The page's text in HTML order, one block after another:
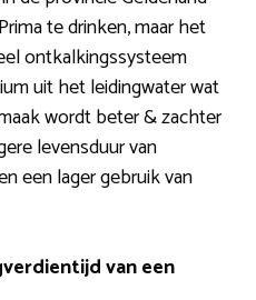
te drinken, maar het
ontkalkingssysteem
uit het leidingwater wat
wordt beter & zachter
levensduur van
een lager gebruik van
van een